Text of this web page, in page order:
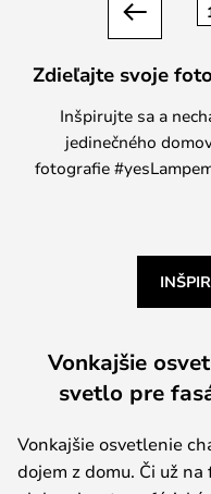
Zdieľajte svoje
Inšpirujte sa a
jedinečného
fotografie
Vonkajšie
svetlo pre
Vonkajšie osvetlenie
dojem z domu. Či už